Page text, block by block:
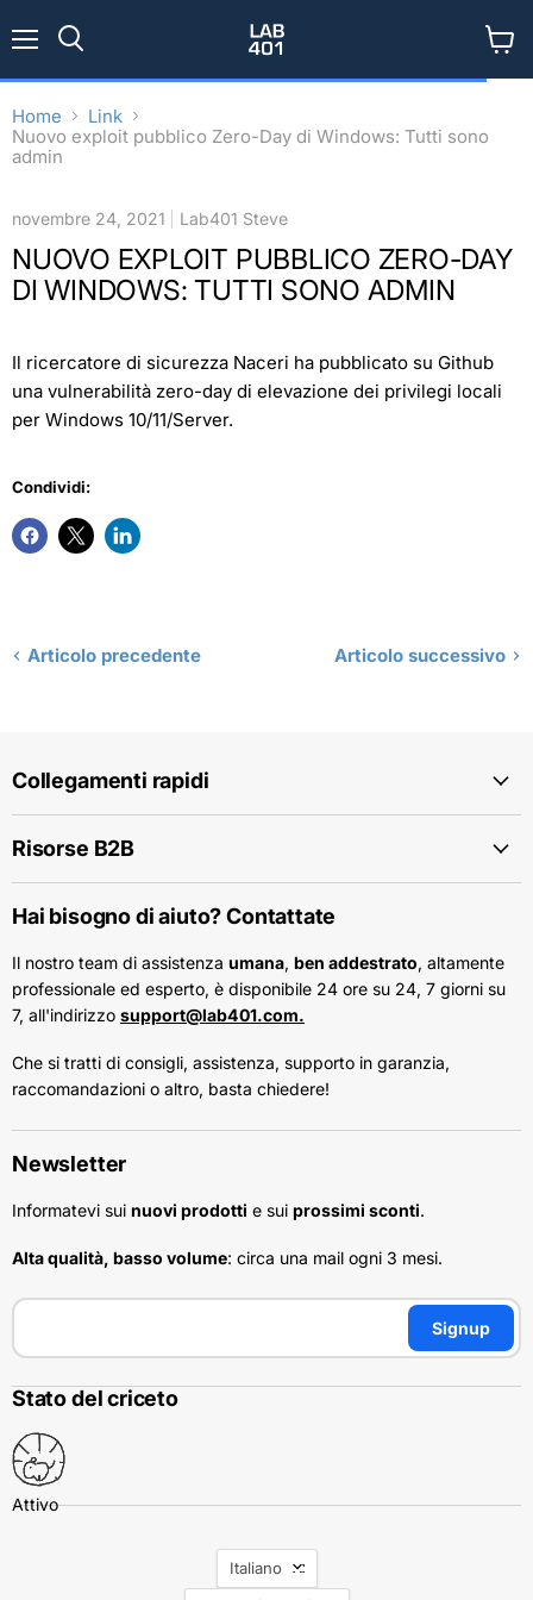
il
Home
Link
Nuovo exploit pubblico Zero-Day di Windows: Tutti sono
admin
novembre 24, 2021 Lab401 Steve
NUOVO EXPLOIT PUBBLICO ZERO-DAY
DI WINDOWS: TUTTI SONO ADMIN
Il ricercatore di sicurezza Naceri ha pubblicato su Github
una vulnerabilità zero-day di elevazione dei privilegi locali
per Windows 10/11/Server.
Condividi:
Articolo precedente Articolo successivo
Collegamenti rapidi
Risorse B2B
Hai bisogno di aiuto? Contattate
Il nostro team di assistenza umana, ben addestrato, altamente
professionale ed esperto, è disponibile 24 ore su 24, 7 giorni su
7, all'indirizzo support@lab401.com.
Che si tratti di consigli, assistenza, supporto in garanzia,
raccomandazioni o altro, basta chiedere!
Newsletter
Informatevi sui nuovi prodotti e sui prossimi sconti.
Alta qualità, basso volume: circa una mail ogni 3 mesi.
Signup
Stato del criceto
Lingua
Italiano
Nazione